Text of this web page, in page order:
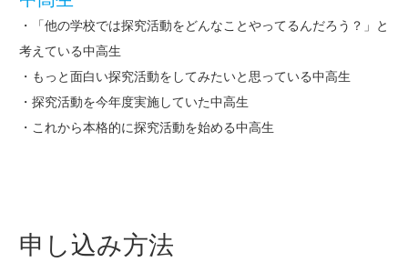
・「他の学校では探究活動をどんなことやってるんだろう？」と
考えている中高生
・もっと面白い探究活動をしてみたいと思っている中高生
・探究活動を今年度実施していた中高生
・これから本格的に探究活動を始める中高生
申し込み方法